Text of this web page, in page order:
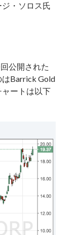
・ソロス氏
公開された
Barrick Gold
ートは以下